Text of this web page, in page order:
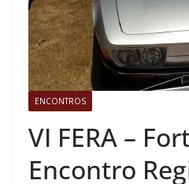
ENCONTROS
VI FERA –
Encontro